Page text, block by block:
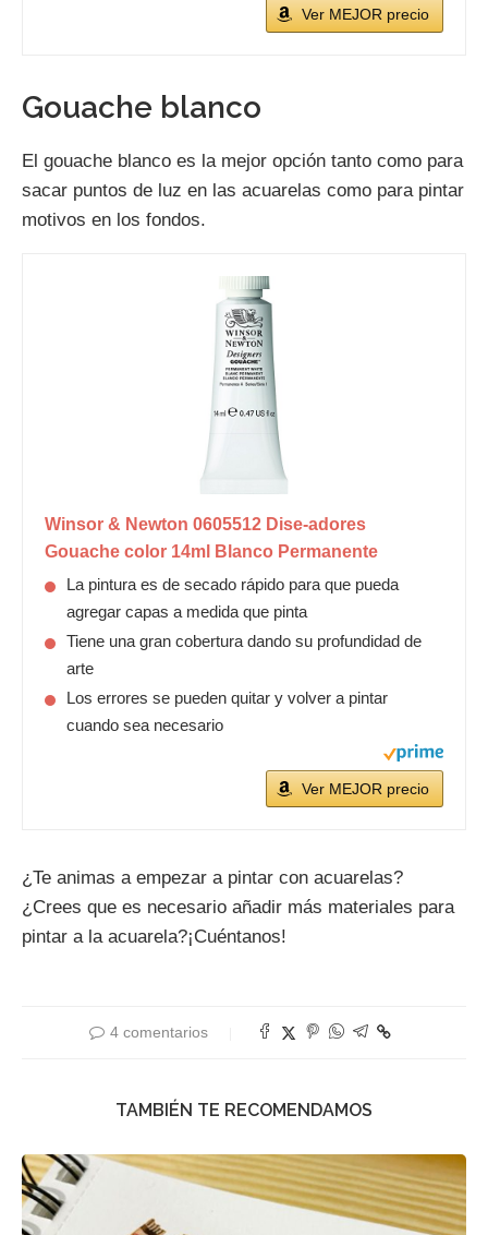
Ver MEJOR precio
Gouache blanco
El gouache blanco es la mejor opción tanto como para
sacar puntos de luz en las acuarelas como para pintar
motivos en los fondos.
Winsor & Newton 0605512 Dise-adores
Gouache color 14ml Blanco Permanente
La pintura es de secado rápido para que pueda
agregar capas a medida que pinta
Tiene una gran cobertura dando su profundidad de
arte
Los errores se pueden quitar y volver a pintar
cuando sea necesario
Ver MEJOR precio
¿Te animas a empezar a pintar con acuarelas?
¿Crees que es necesario añadir más materiales para
pintar a la acuarela?¡Cuéntanos!
4 comentarios
TAMBIÉN TE RECOMENDAMOS